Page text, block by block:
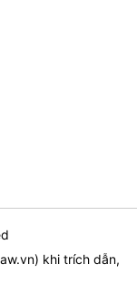
) khi trích dẫn,